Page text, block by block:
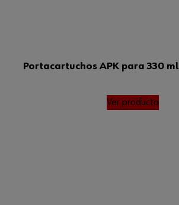
Portacartuchos APK para 330 ml
Ver producto